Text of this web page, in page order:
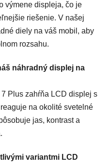
výmene displeja, čo je
riešenie. V našej
diely na váš mobil, aby
rozsahu.
náhradný displej na
Plus zahŕňa LCD displej s
na okolité svetelné
jas, kontrast a
variantmi LCD